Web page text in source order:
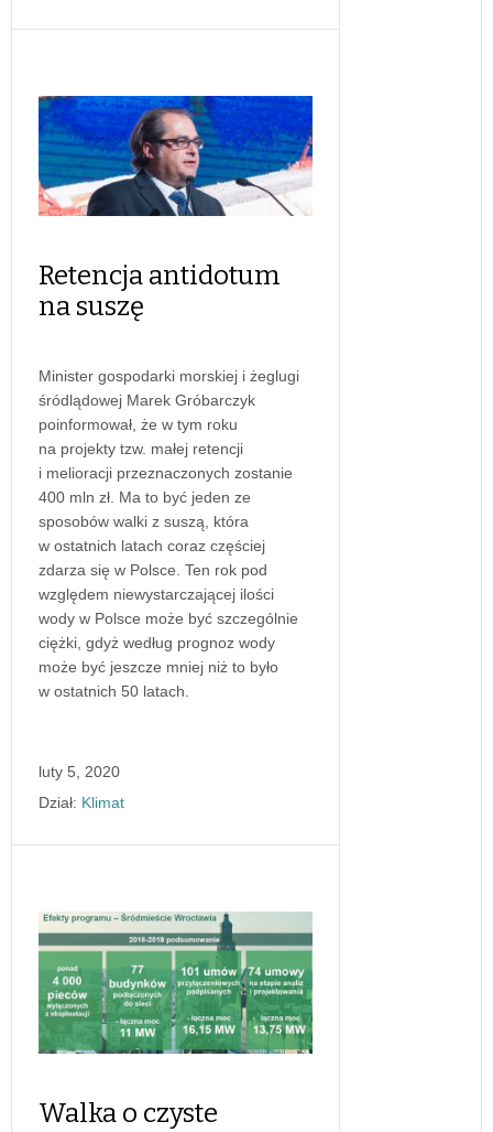
Retencja antidotum
na suszę
Minister gospodarki morskiej i żeglugi
śródlądowej Marek Gróbarczyk
poinformował, że w tym roku
na projekty tzw. małej retencji
i melioracji przeznaczonych zostanie
400 mln zł. Ma to być jeden ze
sposobów walki z suszą, która
w ostatnich latach coraz częściej
zdarza się w Polsce. Ten rok pod
względem niewystarczającej ilości
wody w Polsce może być szczególnie
ciężki, gdyż według prognoz wody
może być jeszcze mniej niż to było
w ostatnich 50 latach.
luty 5, 2020
Dział: Klimat
Walka o czyste